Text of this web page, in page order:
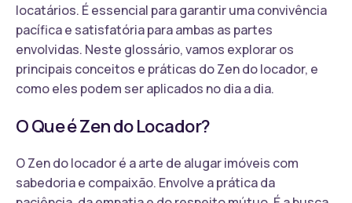
locatários. É essencial para garantir uma convivência
pacífica e satisfatória para ambas as partes
envolvidas. Neste glossário, vamos explorar os
principais conceitos e práticas do Zen do locador, e
como eles podem ser aplicados no dia a dia.
O Que é Zen do Locador?
O Zen do locador é a arte de alugar imóveis com
sabedoria e compaixão. Envolve a prática da